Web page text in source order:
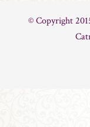
© Copyright